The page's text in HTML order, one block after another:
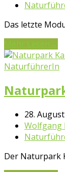
Das letzte
NaturführerIn
28.
Wolfgang
Der Naturpark